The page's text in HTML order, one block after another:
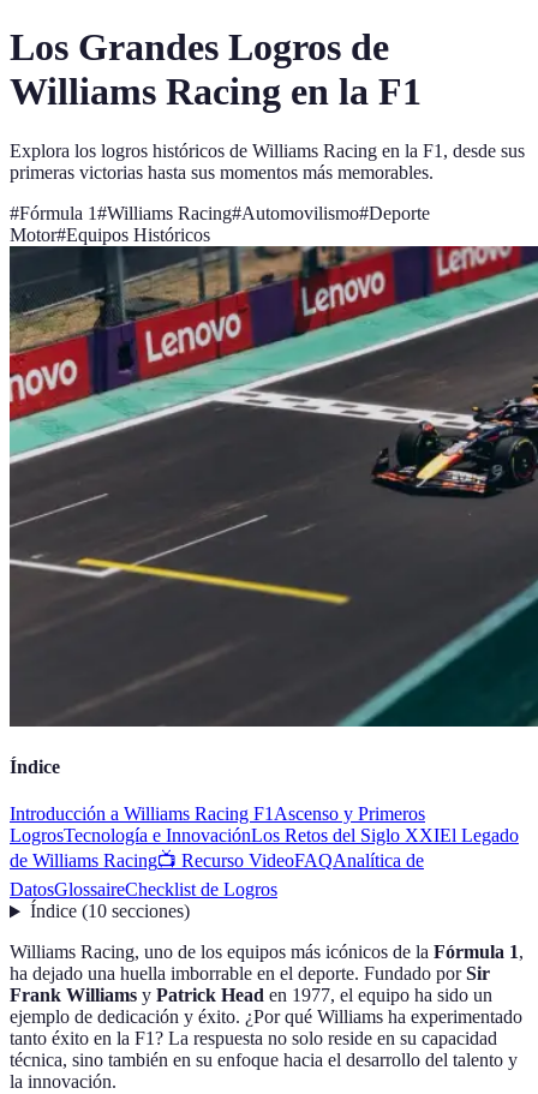
Los Grandes Logros de
Williams Racing en la F1
Explora los logros históricos de Williams Racing en la F1, desde sus
primeras victorias hasta sus momentos más memorables.
#Fórmula 1#Williams Racing#Automovilismo#Deporte
Motor#Equipos Históricos
Índice
Introducción a Williams Racing F1Ascenso y Primeros
LogrosTecnología e InnovaciónLos Retos del Siglo XXIEl Legado
de Williams Racing📺 Recurso VideoFAQAnalítica de
DatosGlossaireChecklist de Logros
Índice(10 secciones)
Williams Racing, uno de los equipos más icónicos de la Fórmula 1,
ha dejado una huella imborrable en el deporte. Fundado porSir
Frank Williams y Patrick Head en 1977, el equipo ha sido un
ejemplo de dedicación y éxito. ¿Por qué Williams ha experimentado
tanto éxito en la F1? La respuesta no solo reside en su capacidad
técnica, sino también en su enfoque hacia el desarrollo del talento y
la innovación.